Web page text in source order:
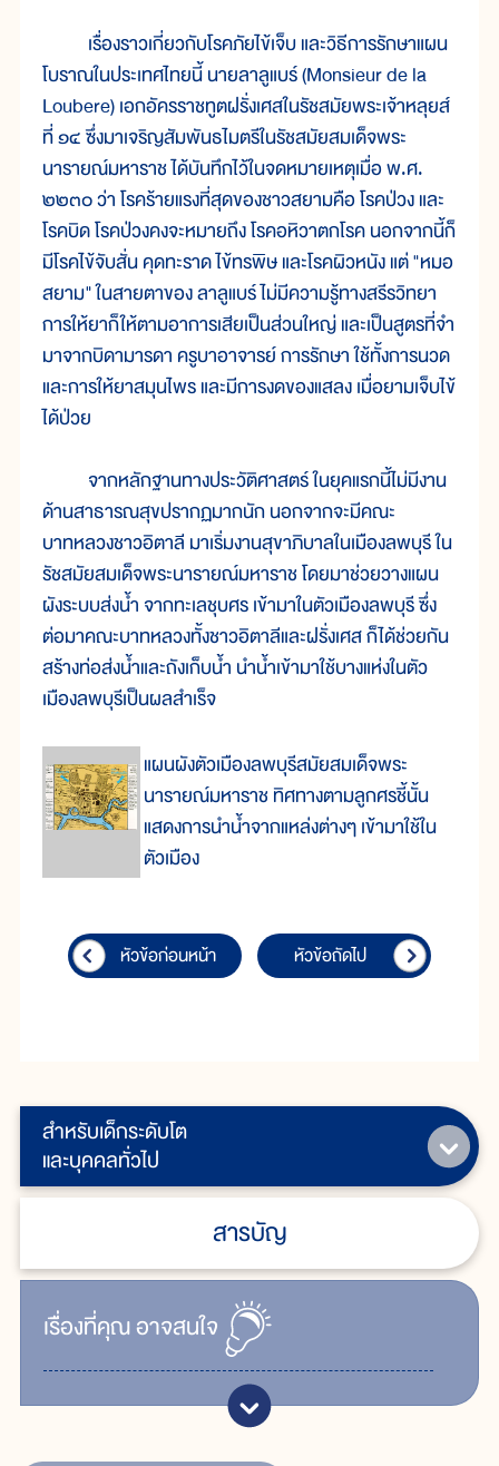
สำหรับเด็กระดับโต
และบุคคลทั่วไป
สารบัญ
เรื่ิองที่คุณอาจสนใจ
เรื่องราวเกี่ยวกับโรคภัยไข้เจ็บ และวิธีการรักษาแผน
โบราณในประเทศไทยนี้ นายลาลูแบร์ (Monsieur de la
Loubere) เอกอัครราชทูตฝรั่งเศสในรัชสมัยพระเจ้าหลุยส์
ที่ ๑๔ ซึ่งมาเจริญสัมพันธไมตรีในรัชสมัยสมเด็จพระ
นารายณ์มหาราช ได้บันทึกไว้ในจดหมายเหตุเมื่อ พ.ศ.
๒๒๓๐ ว่า โรคร้ายแรงที่สุดของชาวสยามคือ โรคป่วง และ
โรคบิด โรคป่วงคงจะหมายถึง โรคอหิวาตกโรค นอกจากนี้ก็
มีโรคไข้จับสั่น คุดทะราด ไข้ทรพิษ และโรคผิวหนัง แต่ "หมอ
สยาม" ในสายตาของ ลาลูแบร์ ไม่มีความรู้ทางสรีรวิทยา
การให้ยาก็ให้ตามอาการเสียเป็นส่วนใหญ่ และเป็นสูตรที่จำ
มาจากบิดามารดา ครูบาอาจารย์ การรักษา ใช้ทั้งการนวด
และการให้ยาสมุนไพร และมีการงดของแสลง เมื่อยามเจ็บไข้
ได้ป่วย
จากหลักฐานทางประวัติศาสตร์ ในยุคแรกนี้ไม่มีงาน
ด้านสาธารณสุขปรากฏมากนัก นอกจากจะมีคณะ
บาทหลวงชาวอิตาลี มาเริ่มงานสุขาภิบาลในเมืองลพบุรี ใน
รัชสมัยสมเด็จพระนารายณ์มหาราช โดยมาช่วยวางแผน
ผังระบบส่งน้ำ จากทะเลชุบศร เข้ามาในตัวเมืองลพบุรี ซึ่ง
ต่อมาคณะบาทหลวงทั้งชาวอิตาลีและฝรั่งเศส ก็ได้ช่วยกัน
สร้างท่อส่งน้ำและถังเก็บน้ำ นำน้ำเข้ามาใช้บางแห่งในตัว
เมืองลพบุรีเป็นผลสำเร็จ
แผนผังตัวเมืองลพบุรีสมัยสมเด็จพระ
นารายณ์มหาราช ทิศทางตามลูกศรชี้นั้น
แสดงการนำน้ำจากแหล่งต่างๆ เข้ามาใช้ใน
ตัวเมือง
หัวข้อก่อนหน้า หัวข้อถัดไป